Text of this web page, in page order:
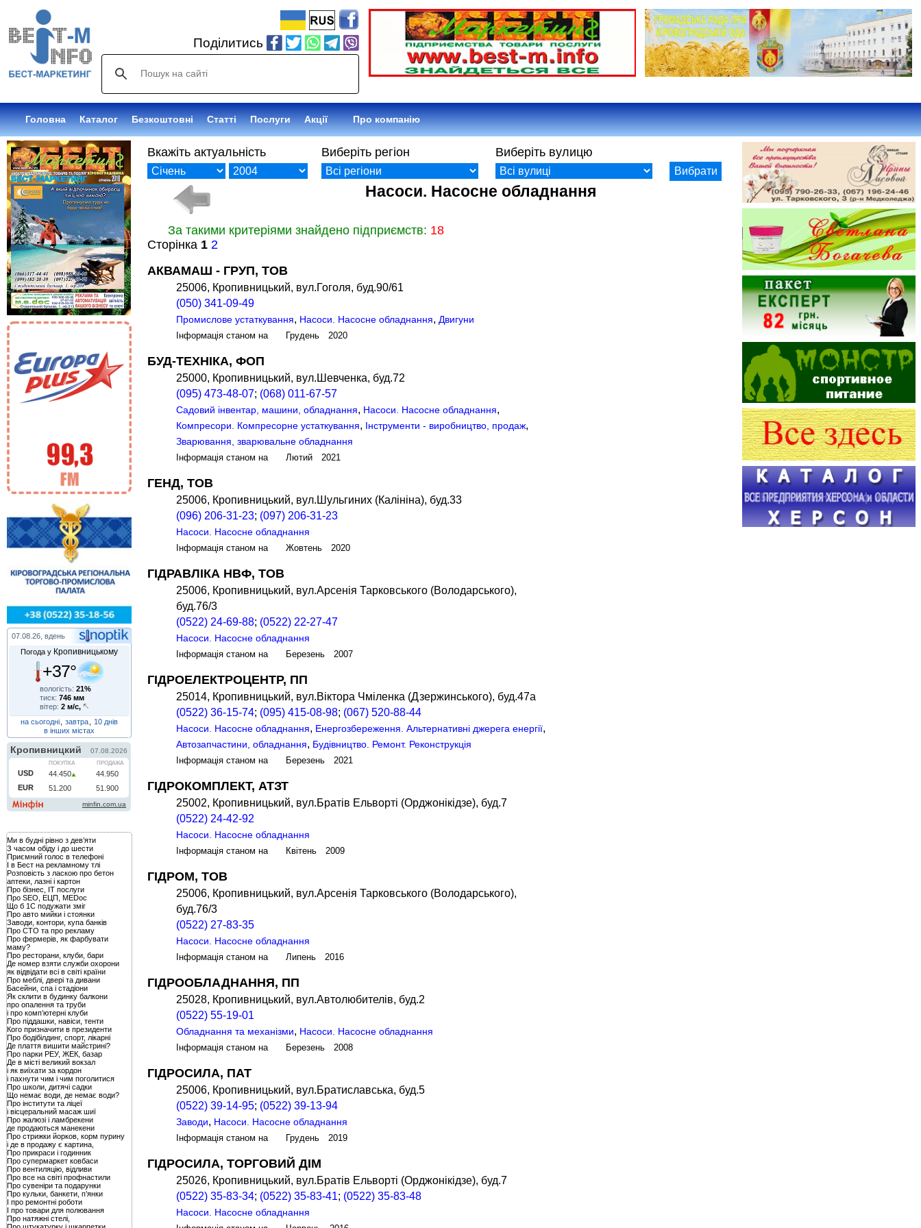
Поділитись
Головна Каталог Безкоштовні Статті Послуги Акції Про компанію
07.08.26, вдень
Погода у Кропивницькому
+37°
вологість:21%
тиск:746 мм
вітер:2 м/с,
на сьогодні
завтра
10 днів
в інших містах
Ми в будні рівно з дев’яти
З часом обіду і до шести
Приємний голос в телефоні
І в Бест на рекламному тлі
Розповість з ласкою про бетон
аптеки, лазні і картон
Про бізнес, IT послуги
Про SEO, ЕЦП, MEDoc
Що б 1С подужати зміг
Про авто мийки і стоянки
Заводи, контори, купа банків
Про СТО та про рекламу
Про фермерів, як фарбувати
маму?
Про ресторани, клуби, бари
Де номер взяти служби охорони
як відвідати всі в світі країни
Про меблі, двері та дивани
Басейни, спа і стадіони
Як склити в будинку балкони
про опалення та труби
і про комп’ютерні клуби
Про піддашки, навіси, тенти
Кого призначити в президенти
Про бодібілдинг, спорт, лікарні
Де плаття вишити майстрині?
Про парки РЕУ, ЖЕК, базар
Де в місті великий вокзал
і як виїхати за кордон
і пахнути чим і чим поголитися
Про школи, дитячі садки
Що немає води, де немає води?
Про інститути та ліцеї
і вісцеральний масаж шиї
Про жалюзі і ламбрекени
де продаються манекени
Про стрижки йорков, корм пурину
і де в продажу є картина,
Про прикраси і годинник
Про супермаркет ковбаси
Про вентиляцію, відливи
Про все на світі профнастили
Про сувеніри та подарунки
Про кульки, банкети, п’янки
І про ремонтні роботи
І про товари для полювання
Про натяжні стелі,
Вкажіть актуальність Виберіть регіон Виберіть вулицю
Насоси. Насосне обладнання
За такими критеріями знайдено підприємств: 18
Сторінка 12
АКВАМАШ - ГРУП, ТОВ
25006, Кропивницький, вул.Гоголя, буд.90/61
(050) 341-09-49
Промислове устаткування, Насоси. Насосне обладнання,Двигуни
Інформація станом на Грудень 2020
БУД-ТЕХНІКА, ФОП
25000, Кропивницький, вул.Шевченка, буд.72
(095) 473-48-07; (068) 011-67-57
Садовий інвентар, машини, обладнання, Насоси. Насосне обладнання,
Компресори. Компресорне устаткування, Інструменти - виробництво, продаж,
Зварювання, зварювальне обладнання
Інформація станом на Лютий 2021
ГЕНД, ТОВ
25006, Кропивницький, вул.Шульгиних (Калініна), буд.33
(096) 206-31-23; (097) 206-31-23
Насоси. Насосне обладнання
Інформація станом на Жовтень 2020
ГІДРАВЛІКА НВФ, ТОВ
25006, Кропивницький, вул.Арсенія Тарковського (Володарського),
буд.76/3
(0522) 24-69-88; (0522) 22-27-47
Насоси. Насосне обладнання
Інформація станом на Березень 2007
ГІДРОЕЛЕКТРОЦЕНТР, ПП
25014, Кропивницький, вул.Віктора Чміленка (Дзержинського), буд.47а
(0522) 36-15-74; (095) 415-08-98; (067) 520-88-44
Насоси. Насосне обладнання, Енергозбереження. Альтернативні джерега енергії,
Автозапчастини, обладнання, Будівництво. Ремонт. Реконструкція
Інформація станом на Березень 2021
ГІДРОКОМПЛЕКТ, АТЗТ
25002, Кропивницький, вул.Братів Ельворті (Орджонікідзе), буд.7
(0522) 24-42-92
Насоси. Насосне обладнання
Інформація станом на Квітень 2009
ГІДРОМ, ТОВ
25006, Кропивницький, вул.Арсенія Тарковського (Володарського),
буд.76/3
(0522) 27-83-35
Насоси. Насосне обладнання
Інформація станом на Липень 2016
ГІДРООБЛАДНАННЯ, ПП
25028, Кропивницький, вул.Автолюбителів, буд.2
(0522) 55-19-01
Обладнання та механізми, Насоси. Насосне обладнання
Інформація станом на Березень 2008
ГІДРОСИЛА, ПАТ
25006, Кропивницький, вул.Братиславська, буд.5
(0522) 39-14-95; (0522) 39-13-94
Заводи, Насоси. Насосне обладнання
Інформація станом на Грудень 2019
ГІДРОСИЛА, ТОРГОВИЙ ДІМ
25026, Кропивницький, вул.Братів Ельворті (Орджонікідзе), буд.7
(0522) 35-83-34; (0522) 35-83-41; (0522) 35-83-48
Насоси. Насосне обладнання